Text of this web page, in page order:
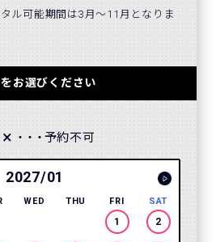
ル可能期間は3月～11月となりま
お選びください
× ・・・ 予約不可
2027/01
WED THU FRI SAT
1 2
SUN